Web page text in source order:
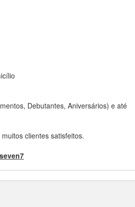
Debutantes, Aniversários) e até
clientes satisfeitos.